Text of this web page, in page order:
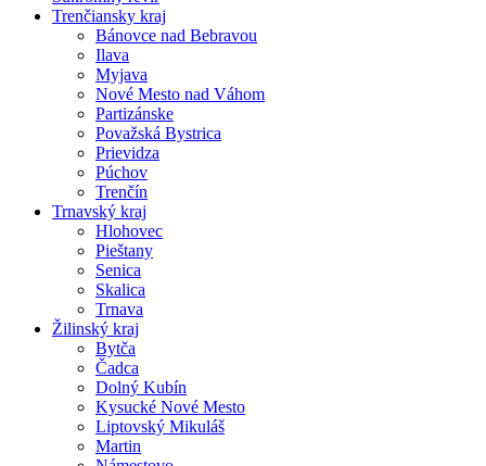
Trenčiansky kraj
Bánovce nad Bebravou
Ilava
Myjava
Nové Mesto nad Váhom
Partizánske
Považská Bystrica
Prievidza
Púchov
Trenčín
Trnavský kraj
Hlohovec
Pieštany
Senica
Skalica
Trnava
Žilinský kraj
Bytča
Čadca
Dolný Kubín
Kysucké Nové Mesto
Liptovský Mikuláš
Martin